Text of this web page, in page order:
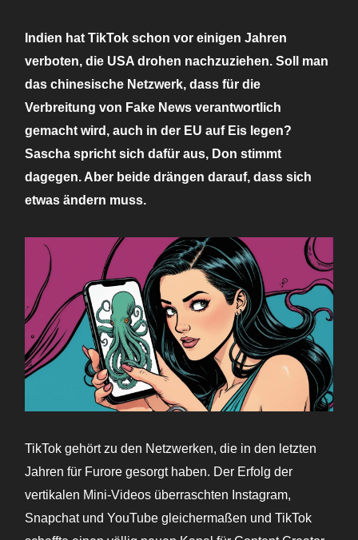
Indien hat TikTok schon vor einigen Jahren
verboten, die USA drohen nachzuziehen. Soll man
das chinesische Netzwerk, dass für die
Verbreitung von Fake News verantwortlich
gemacht wird, auch in der EU auf Eis legen?
Sascha spricht sich dafür aus, Don stimmt
dagegen. Aber beide drängen darauf, dass sich
etwas ändern muss.
TikTok gehört zu den Netzwerken, die in den letzten
Jahren für Furore gesorgt haben. Der Erfolg der
vertikalen Mini-Videos überraschten Instagram,
Snapchat und YouTube gleichermaßen und TikTok